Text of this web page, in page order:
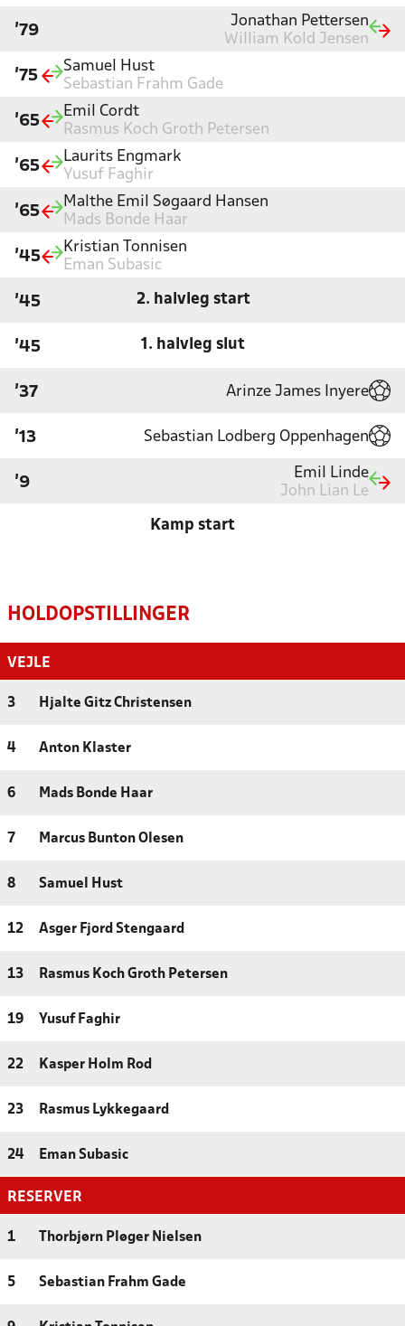
'79
Jonathan Pettersen
William Kold Jensen
'75
Samuel Hust
Sebastian Frahm Gade
'65
Emil Cordt
Rasmus Koch Groth Petersen
'65
Laurits Engmark
Yusuf Faghir
'65
Malthe Emil Søgaard Hansen
Mads Bonde Haar
'45
Kristian Tonnisen
Eman Subasic
'45 2. halvleg start
'45 1. halvleg slut
'37 Arinze James Inyere
'13 Sebastian Lodberg Oppenhagen
'9
Emil Linde
John Lian Le
Kamp start
HOLDOPSTILLINGER
VEJLE
3 Hjalte Gitz Christensen
4 Anton Klaster
6 Mads Bonde Haar
7 Marcus Bunton Olesen
8 Samuel Hust
12 Asger Fjord Stengaard
13 Rasmus Koch Groth Petersen
19 Yusuf Faghir
22 Kasper Holm Rod
23 Rasmus Lykkegaard
24 Eman Subasic
RESERVER
1 Thorbjørn Pløger Nielsen
5 Sebastian Frahm Gade